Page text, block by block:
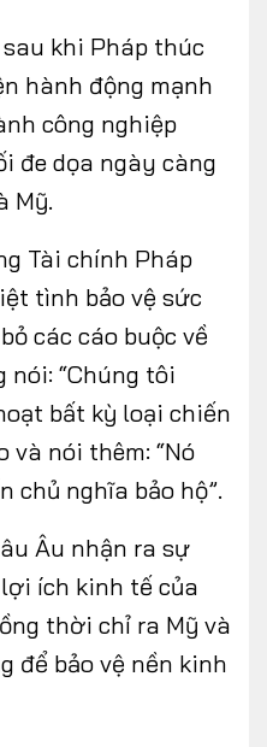
khi Pháp thúc
hành động mạnh
công nghiệp
đe dọa ngày càng
Mỹ.
Tài chính Pháp
tình bảo vệ sức
các cáo buộc về
nói: “Chúng tôi
bất kỳ loại chiến
nói thêm: “Nó
chủ nghĩa bảo hộ”.
Âu nhận ra sự
ích kinh tế của
thời chỉ ra Mỹ và
để bảo vệ nền kinh